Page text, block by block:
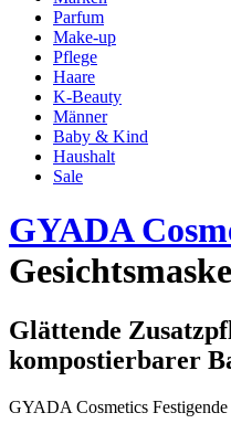
Parfum
Make-up
Pflege
Haare
K-Beauty
Männer
Baby & Kind
Haushalt
Sale
GYADA
Glättende
kompostierbarer
GYADA Cosmetics Festigende